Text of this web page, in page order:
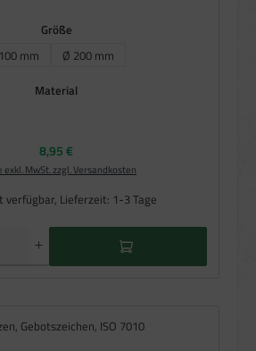
Größeauswählen
mm
Ø 200 mm
Material
Regulärer Preis:
8,95 €
exkl. MwSt. zzgl. Versandkosten
verfügbar, Lieferzeit: 1-3 Tage
Wert ein oder benutze die Schaltflächen um die Anzahl zu